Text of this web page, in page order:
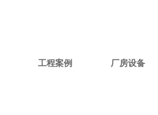
工程案例 厂房设备